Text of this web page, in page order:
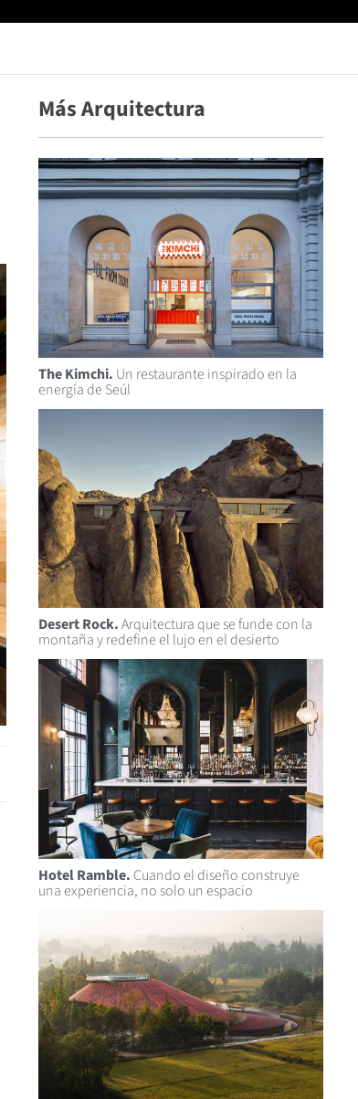
Más Arquitectura
The Kimchi. Un restaurante inspirado en la
energía de Seúl
Desert Rock.Arquitectura que se funde con la
montaña y redefine el lujo en el desierto
Hotel Ramble. Cuando el diseño construye
una experiencia, no solo un espacio